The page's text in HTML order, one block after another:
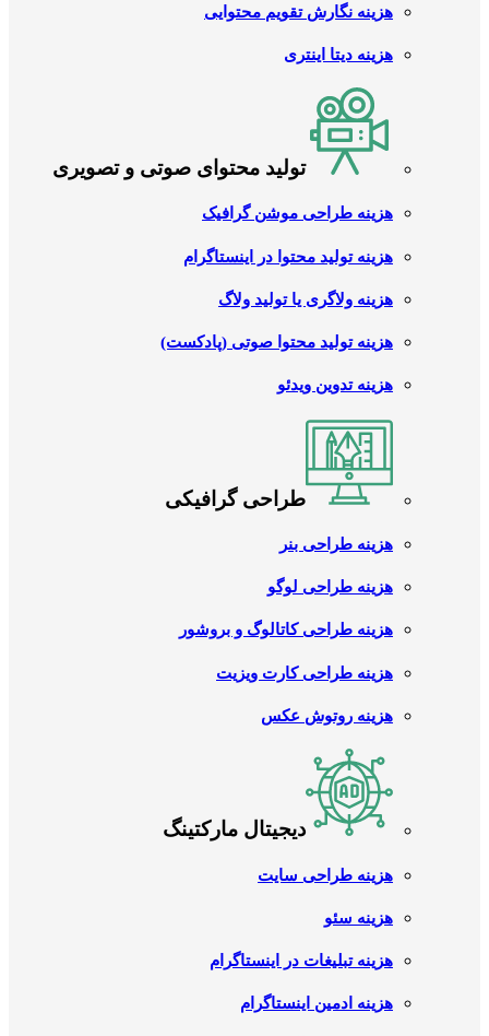
هزینه نگارش تقویم محتوایی
هزینه دیتا اینتری
تولید محتوای صوتی و تصویری
هزینه طراحی موشن گرافیک
هزینه تولید محتوا در اینستاگرام
هزینه ولاگری یا تولید ولاگ
هزینه تولید محتوا صوتی (پادکست)
هزینه تدوین ویدئو
طراحی گرافیکی
هزینه طراحی بنر
هزینه طراحی لوگو
هزینه طراحی کاتالوگ و بروشور
هزینه طراحی کارت ویزیت
هزینه روتوش عکس
دیجیتال مارکتینگ
هزینه طراحی سایت
هزینه سئو
هزینه تبلیغات در اینستاگرام
هزینه ادمین اینستاگرام